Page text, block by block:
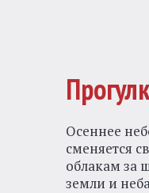
Осеннее
сменяется
облакам за
земли и